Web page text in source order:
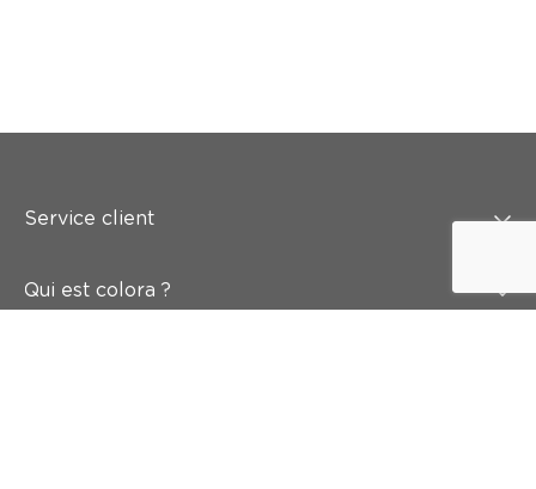
Service client
Qui est colora ?